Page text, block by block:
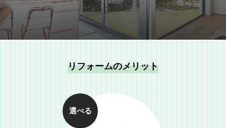
リフォームのメリット
選べる
トップページ
不動産売却情報
住まいのサポート
採用情報
お問い合わせ
リフォームをしたい
お問い合わせ